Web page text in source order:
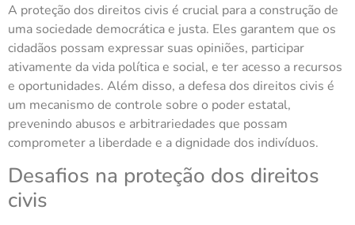
A proteção dos direitos civis é crucial para a construção de
uma sociedade democrática e justa. Eles garantem que os
cidadãos possam expressar suas opiniões, participar
ativamente da vida política e social, e ter acesso a recursos
e oportunidades. Além disso, a defesa dos direitos civis é
um mecanismo de controle sobre o poder estatal,
prevenindo abusos e arbitrariedades que possam
comprometer a liberdade e a dignidade dos indivíduos.
Desafios na proteção dos direitos
civis